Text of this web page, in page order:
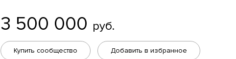
3 500 000 руб.
Купить сообщество Добавить в избранное